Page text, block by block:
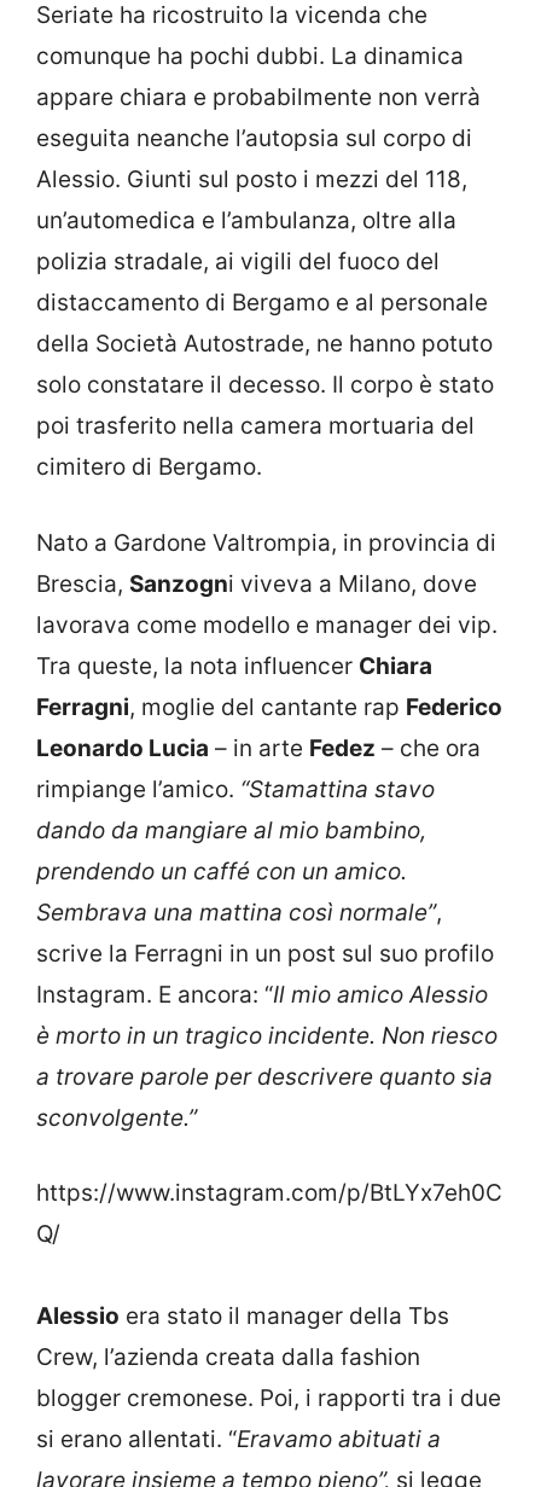
Seriate ha ricostruito la vicenda che
comunque ha pochi dubbi. La dinamica
appare chiara e probabilmente non verrà
eseguita neanche l’autopsia sul corpo di
Alessio. Giunti sul posto i mezzi del 118,
un’automedica e l’ambulanza, oltre alla
polizia stradale, ai vigili del fuoco del
distaccamento di Bergamo e al personale
della Società Autostrade, ne hanno potuto
solo constatare il decesso. Il corpo è stato
poi trasferito nella camera mortuaria del
cimitero di Bergamo.
Nato a Gardone Valtrompia, in provincia di
Brescia, Sanzogni viveva a Milano, dove
lavorava come modello e manager dei vip.
Tra queste, la nota influencer Chiara
Ferragni, moglie del cantante rap Federico
Leonardo Lucia – in arte Fedez – che ora
rimpiange l’amico. “Stamattina stavo
dando da mangiare al mio bambino,
prendendo un caffé con un amico.
Sembrava una mattina così normale”,
scrive la Ferragni in un post sul suo profilo
Instagram. E ancora: “Il mio amico Alessio
è morto in un tragico incidente. Non riesco
a trovare parole per descrivere quanto sia
sconvolgente.”
https://www.instagram.com/p/BtLYx7eh0C
Q/
Alessio era stato il manager della Tbs
Crew, l’azienda creata dalla fashion
blogger cremonese. Poi, i rapporti tra i due
si erano allentati. “Eravamo abituati a
lavorare insieme a tempo pieno”, si legge